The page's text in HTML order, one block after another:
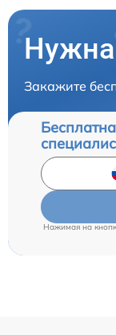
Нужна
Закажите
Нажимая на